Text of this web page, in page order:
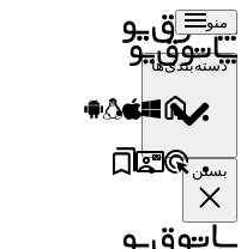
منو
دسته‌بندی‌ها
بستن